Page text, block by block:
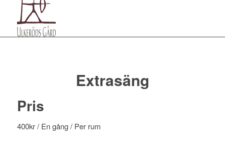
Extrasäng
Pris
400kr/ En gång/ Per rum